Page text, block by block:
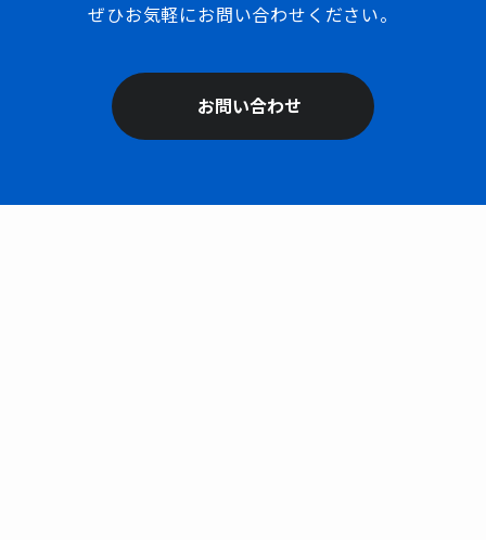
ぜひお気軽にお問い合わせください。
お問い合わせ